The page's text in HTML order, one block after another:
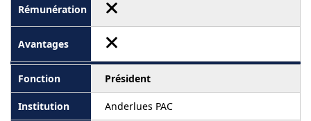
Président
Anderlues PAC